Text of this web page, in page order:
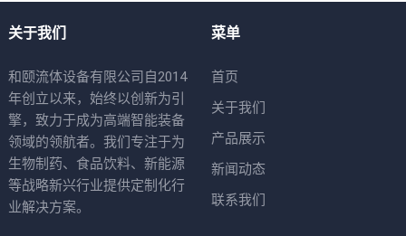
关于我们
和颐流体设备有限公司自2014
年创立以来，始终以创新为引
擎，致力于成为高端智能装备
领域的领航者。我们专注于为
生物制药、食品饮料、新能源
等战略新兴行业提供定制化行
业解决方案。
菜单
首页
关于我们
产品展示
新闻动态
联系我们